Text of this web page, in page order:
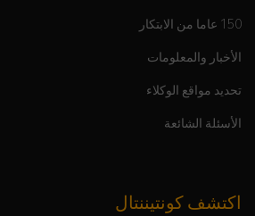
150 عاما من الابتكار
الأخبار والمعلومات
تحديد مواقع الوكلاء
الأسئلة الشائعة
اكتشف كونتيننتال